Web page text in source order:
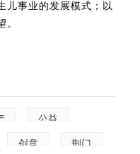
儿事业的发展模式；以
。
公益
创意 荆门